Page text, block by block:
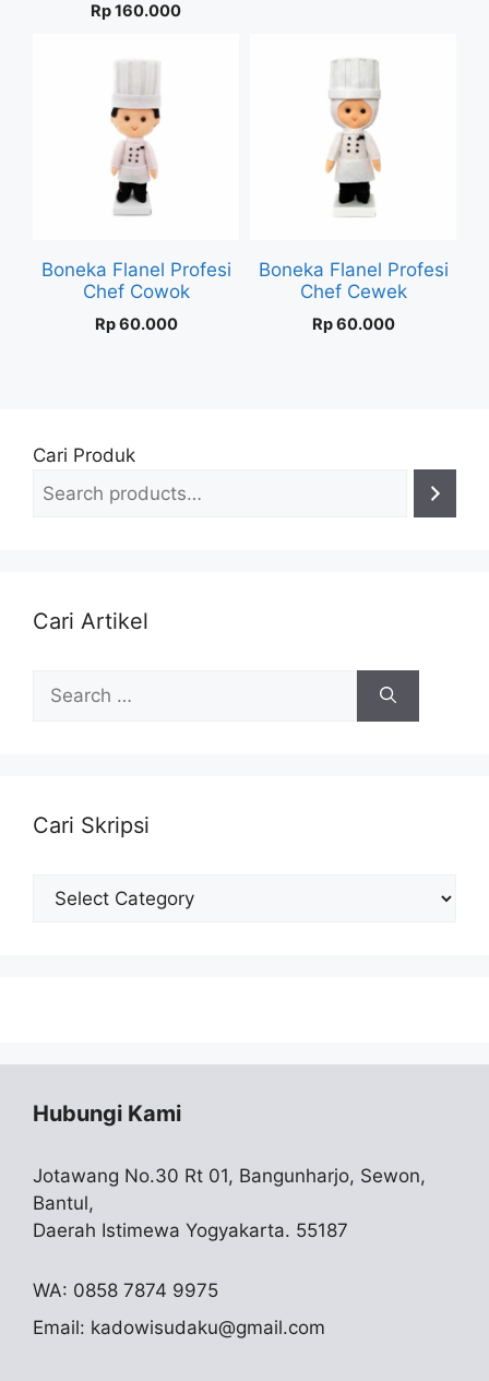
Rp160.000
Boneka Flanel Profesi
Chef Cowok
Rp60.000
Boneka Flanel Profesi
Chef Cewek
Rp60.000
Cari Produk
Cari Artikel
Search
for:
Cari Skripsi
Cari
Hubungi Kami
Jotawang No.30 Rt 01, Bangunharjo, Sewon,
Bantul,
Daerah Istimewa Yogyakarta. 55187
WA: 0858 7874 9975
Email: kadowisudaku@gmail.com